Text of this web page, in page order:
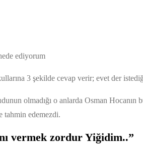
ediyorum
3 şekilde cevap verir; evet der
olmadığı o anlarda Osman
tahmin edemezdi.
vermek zordur Yiğidim..”